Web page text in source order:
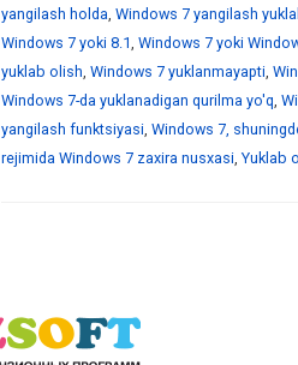
yangilash holda, Windows 7 yangilash
Windows 7 yoki 8.1, Windows 7 yoki
yuklab olish, Windows 7 yuklanmayapti,
Windows 7-da yuklanadigan qurilma yo'q,
yangilash funktsiyasi, Windows 7,
rejimida Windows 7 zaxira nusxasi, Yuklab